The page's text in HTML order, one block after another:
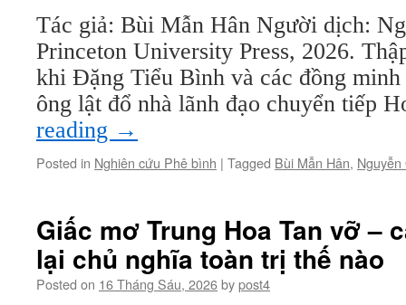
Tác giả: Bùi Mẫn Hân Người dịch:
Princeton University Press, 2026.
khi Đặng Tiểu Bình và các đồng
ông lật đổ nhà lãnh đạo chuyển tiếp
reading →
Posted in Nghiên cứu Phê bình | Tagged Bùi Mẫn Hân,
Giấc mơ Trung Hoa Tan vỡ –
lại chủ nghĩa toàn trị thế nào
Posted on 16 Tháng Sáu, 2026bypost4